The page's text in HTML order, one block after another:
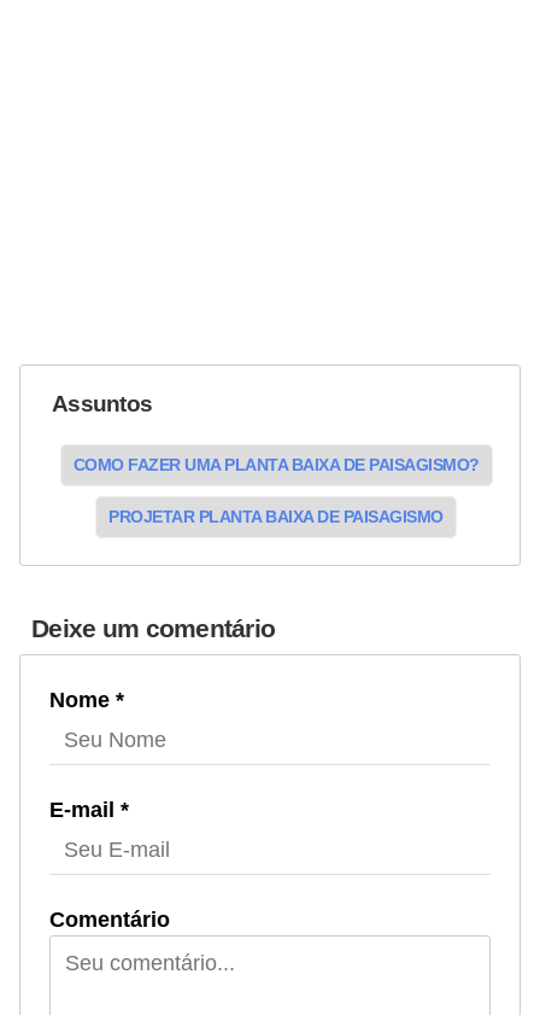
Assuntos
COMO FAZER UMA PLANTA BAIXA DE PAISAGISMO?
PROJETAR PLANTA BAIXA DE PAISAGISMO
Deixe um comentário
Nome *
E-mail *
Comentário